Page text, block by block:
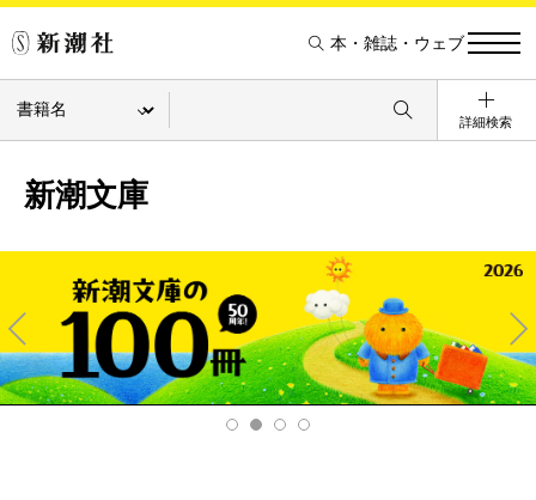
本・雑誌・ウェブ
詳細検索
新潮文庫
Pre
v
Ne
xt